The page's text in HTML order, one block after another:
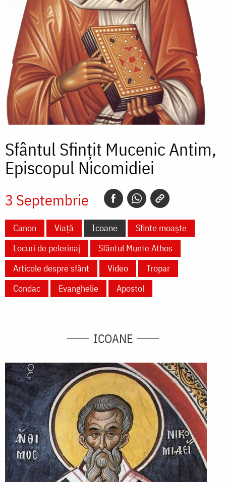
Sfântul Sfințit Mucenic Antim,
Episcopul Nicomidiei
3 Septembrie
Canon Viață Icoane
Sfinte moaște
Locuri de pelerinaj
Sfântul Munte Athos
Articole despre sfânt
Video
Tropar
Condac
Evanghelie Apostol
ICOANE